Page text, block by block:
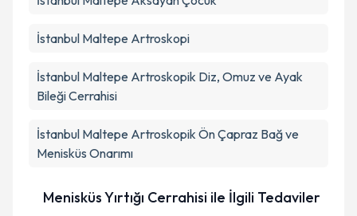
İstanbul Maltepe Artroskopi
İstanbul Maltepe Artroskopik Diz, Omuz ve Ayak
Bileği Cerrahisi
İstanbul Maltepe Artroskopik Ön Çapraz Bağ ve
Menisküs Onarımı
Menisküs Yırtığı Cerrahisi ile İlgili Tedaviler